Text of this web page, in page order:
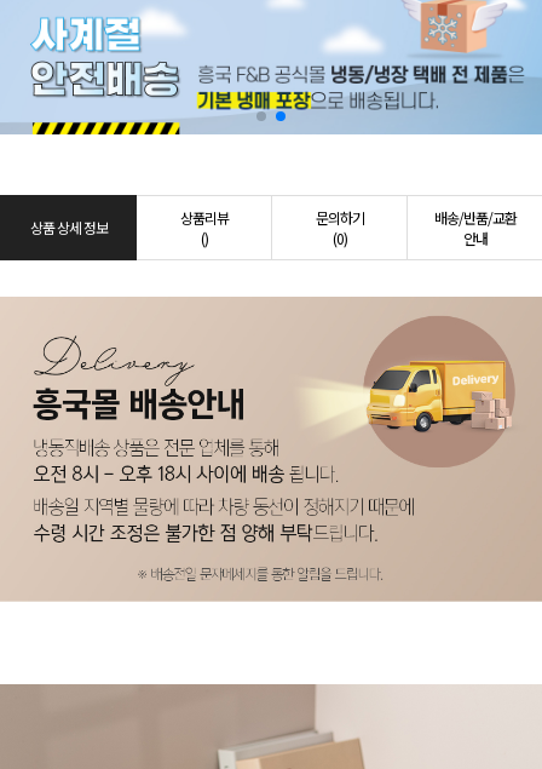
상품 상세 정보
상품리뷰
()
문의하기
(0)
배송/반품/교환
안내